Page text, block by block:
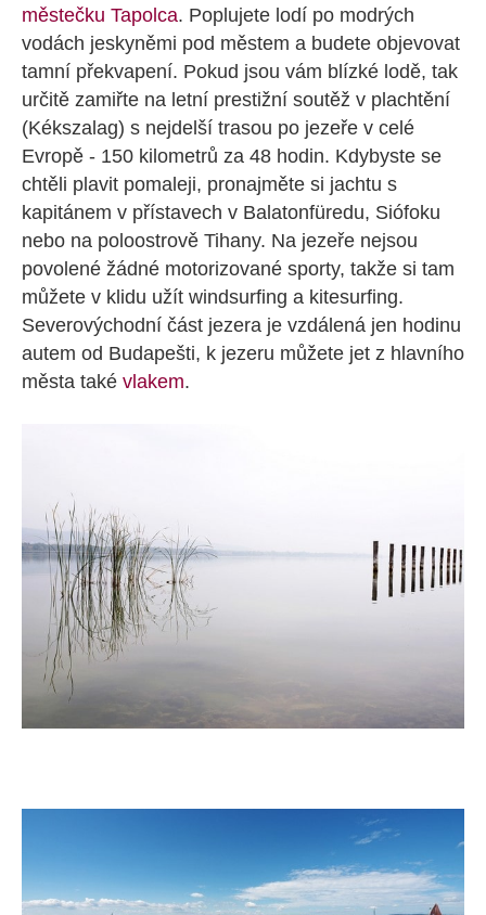
městečku Tapolca. Poplujete lodí po modrých
vodách jeskyněmi pod městem a budete objevovat
tamní překvapení. Pokud jsou vám blízké lodě, tak
určitě zamiřte na letní prestižní soutěž v plachtění
(Kékszalag) s nejdelší trasou po jezeře v celé
Evropě - 150 kilometrů za 48 hodin. Kdybyste se
chtěli plavit pomaleji, pronajměte si jachtu s
kapitánem v přístavech v Balatonfüredu, Siófoku
nebo na poloostrově Tihany. Na jezeře nejsou
povolené žádné motorizované sporty, takže si tam
můžete v klidu užít windsurfing a kitesurfing.
Severovýchodní část jezera je vzdálená jen hodinu
autem od Budapešti, k jezeru můžete jet z hlavního
města také vlakem.